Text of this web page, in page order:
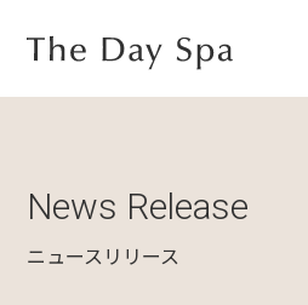
News Release
ニュースリリース